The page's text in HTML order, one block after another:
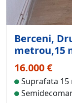
Berceni,
metrou,15
16.000 €
Suprafata 15